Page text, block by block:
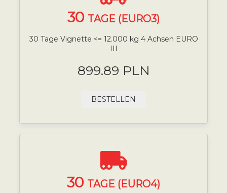
30 TAGE (EURO3)
30 Tage Vignette <= 12.000 kg 4 Achsen EURO
899.89 PLN
BESTELLEN
30 TAGE (EURO4)